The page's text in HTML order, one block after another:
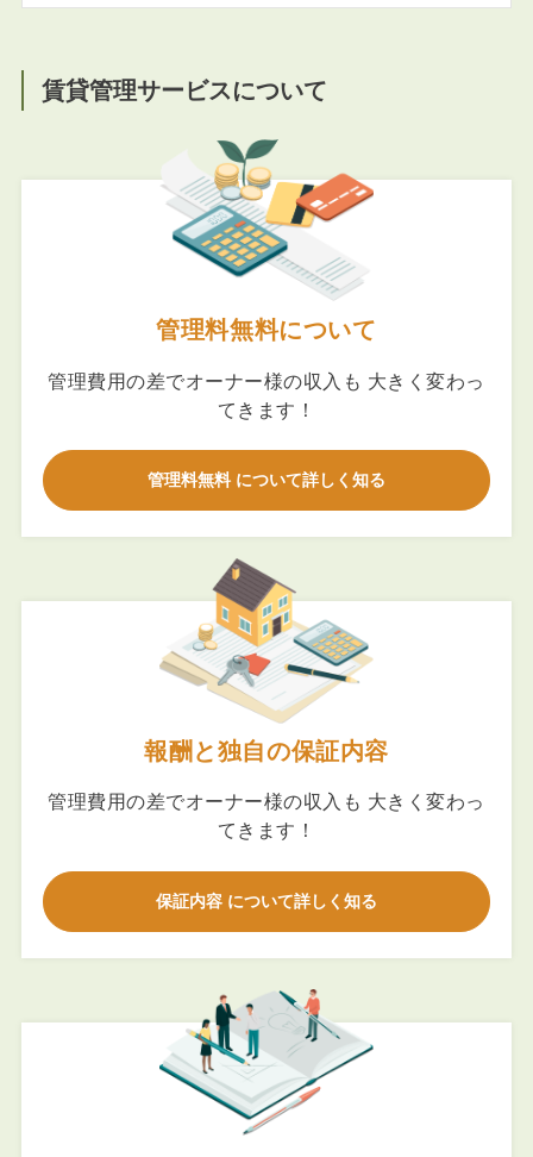
賃貸管理サービスについて
管理料無料について
管理費用の差でオーナー様の収入も 大きく変わっ
てきます！
管理料無料 について詳しく知る
報酬と独自の保証内容
管理費用の差でオーナー様の収入も 大きく変わっ
てきます！
保証内容 について詳しく知る